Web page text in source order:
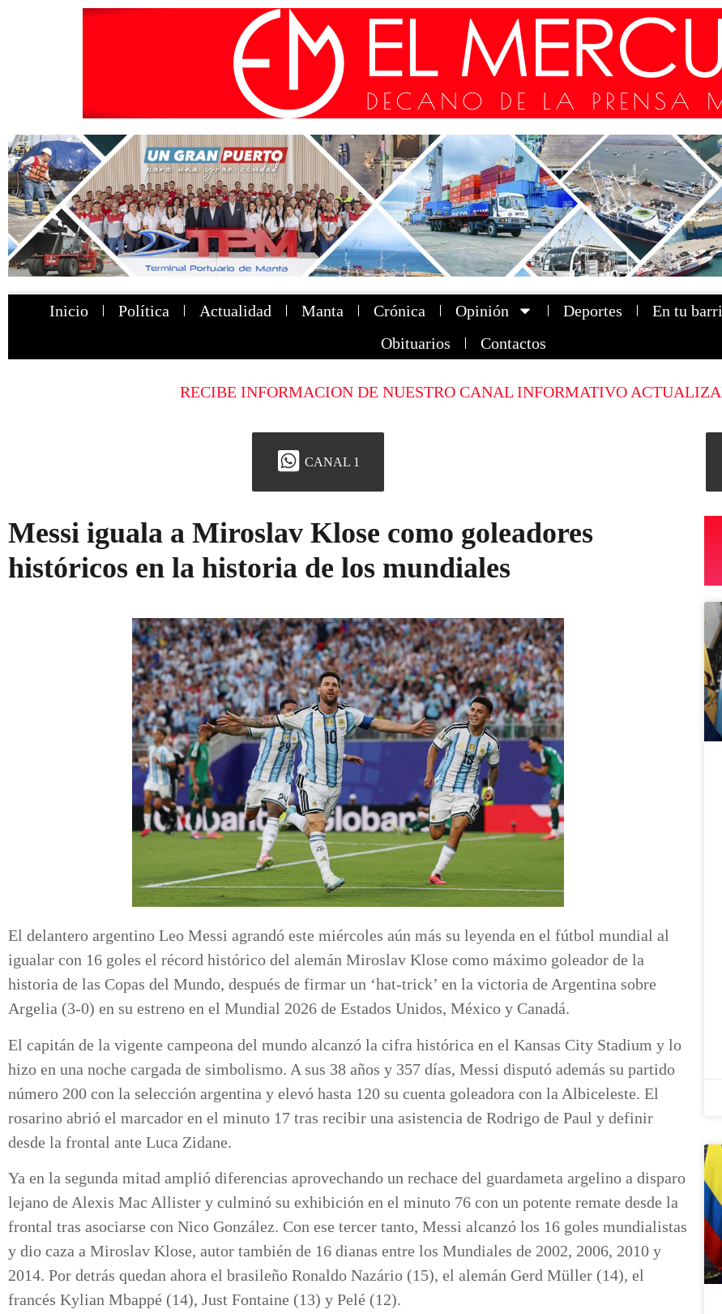
Inicio Política Actualidad Manta Crónica Opinión Deportes En tu
Obituarios
Contactos
RECIBE INFORMACION DE NUESTRO CANAL INFORMATIVO
CANAL 1
Messi iguala a Miroslav Klose como goleadores
históricos en la historia de los mundiales
El delantero argentino Leo Messi agrandó este miércoles aún más su leyenda en el fútbol mundial al
igualar con 16 goles el récord histórico del alemán Miroslav Klose como máximo goleador de la
historia de las Copas del Mundo, después de firmar un ‘hat-trick’ en la victoria de Argentina sobre
Argelia (3-0) en su estreno en el Mundial 2026 de Estados Unidos, México y Canadá.
El capitán de la vigente campeona del mundo alcanzó la cifra histórica en el Kansas City Stadium y lo
hizo en una noche cargada de simbolismo. A sus 38 años y 357 días, Messi disputó además su partido
número 200 con la selección argentina y elevó hasta 120 su cuenta goleadora con la Albiceleste. El
rosarino abrió el marcador en el minuto 17 tras recibir una asistencia de Rodrigo de Paul y definir
desde la frontal ante Luca Zidane.
Ya en la segunda mitad amplió diferencias aprovechando un rechace del guardameta argelino a disparo
lejano de Alexis Mac Allister y culminó su exhibición en el minuto 76 con un potente remate desde la
frontal tras asociarse con Nico González. Con ese tercer tanto, Messi alcanzó los 16 goles mundialistas
y dio caza a Miroslav Klose, autor también de 16 dianas entre los Mundiales de 2002, 2006, 2010 y
2014. Por detrás quedan ahora el brasileño Ronaldo Nazário (15), el alemán Gerd Müller (14), el
francés Kylian Mbappé (14), Just Fontaine (13) y Pelé (12).